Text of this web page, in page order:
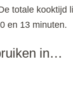
totale kooktijd
en 13 minuten.
in…